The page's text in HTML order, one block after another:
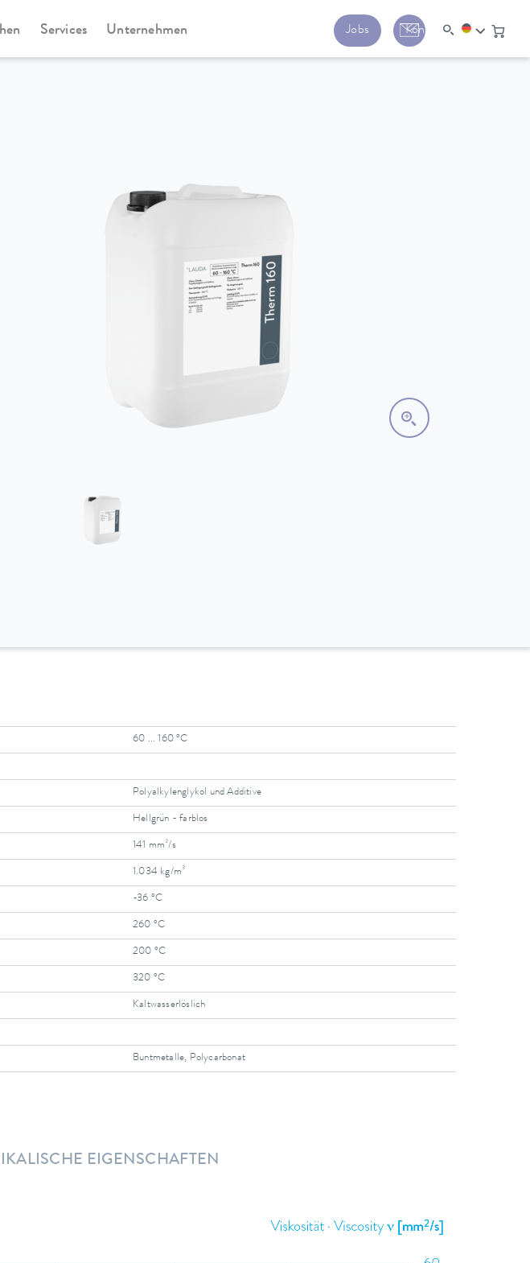
Services Unternehmen Jobs Kontakt
60 ... 160 °C
Polyalkylenglykol und Additive
Hellgrün - farblos
141 mm²/s
1.034 kg/m³
-36 °C
260 °C
200 °C
320 °C
Kaltwasserlöslich
Buntmetalle, Polycarbonat
EIGENSCHAFTEN